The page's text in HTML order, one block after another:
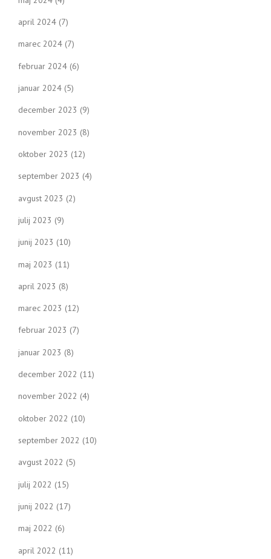
april 2024 (7)
marec 2024 (7)
februar 2024 (6)
januar 2024 (5)
december 2023 (9)
november 2023 (8)
oktober 2023 (12)
september 2023 (4)
avgust 2023 (2)
julij 2023 (9)
junij 2023 (10)
maj 2023 (11)
april 2023 (8)
marec 2023 (12)
februar 2023 (7)
januar 2023 (8)
december 2022 (11)
november 2022 (4)
oktober 2022 (10)
september 2022 (10)
avgust 2022 (5)
julij 2022 (15)
junij 2022 (17)
maj 2022 (6)
april 2022 (11)